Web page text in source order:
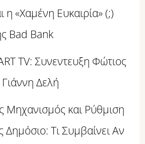
η «Χαμένη Ευκαιρία» (;)
Bad Bank
TV: Συνεντευξη Φώτιος
Δελή
Μηχανισμός και Ρύθμιση
Τι Συμβαίνει Αν